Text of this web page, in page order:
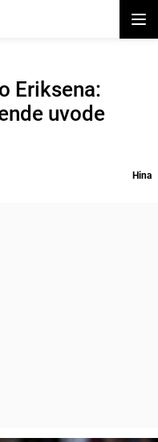
Eriksena:
uvode
Hina